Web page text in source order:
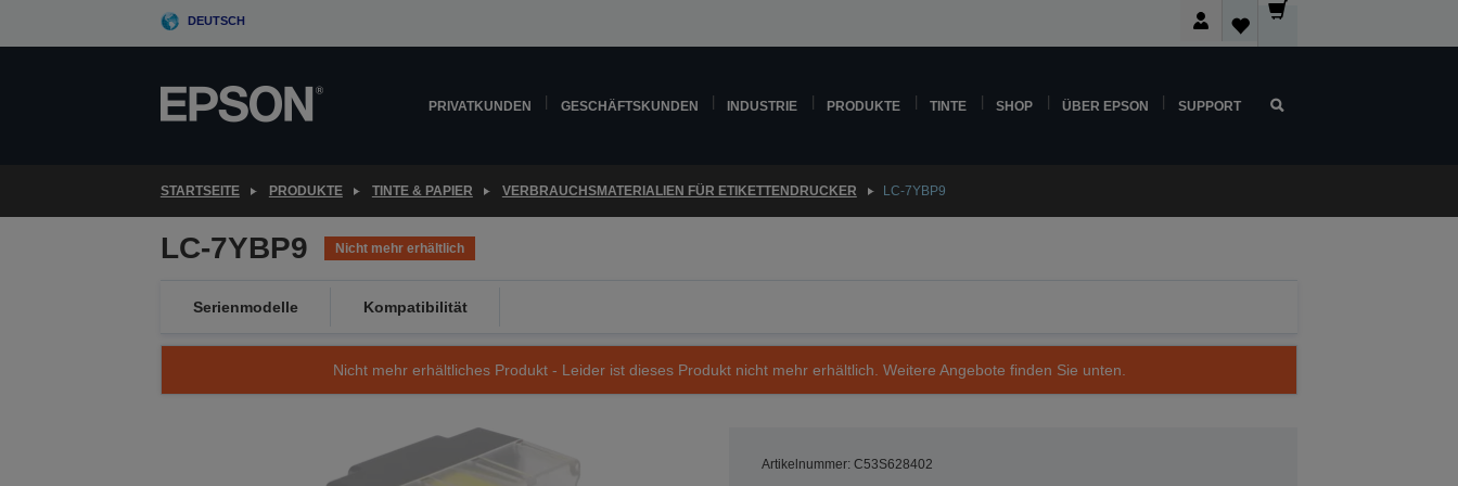
DEUTSCH
PRIVATKUNDEN GESCHÄFTSKUNDEN INDUSTRIE PRODUKTE TINTE SHOP ÜBER EPSON SUPPORT
STARTSEITE PRODUKTE TINTE & PAPIER VERBRAUCHSMATERIALIEN FÜR ETIKETTENDRUCKER LC-7YBP9
LC-7YBP9 Nicht mehr erhältlich
Serienmodelle Kompatibilität
Nicht mehr erhältliches Produkt - Leider ist dieses Produkt nicht mehr erhältlich. Weitere Angebote finden Sie unten.
Artikelnummer: C53S628402